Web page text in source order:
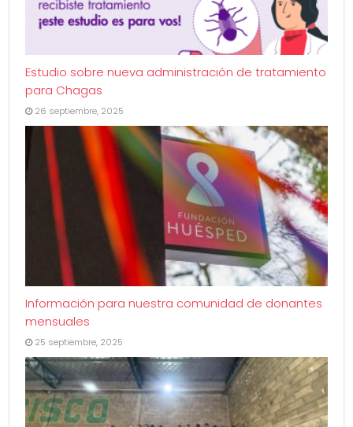
Estudio sobre nueva administración de tratamiento
para Chagas
26 septiembre, 2025
Información para nuestra comunidad de donantes
mensuales
25 septiembre, 2025